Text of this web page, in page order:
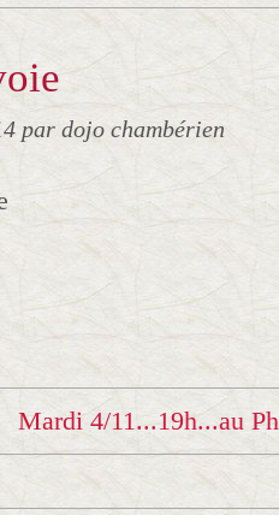
par dojo chambérien